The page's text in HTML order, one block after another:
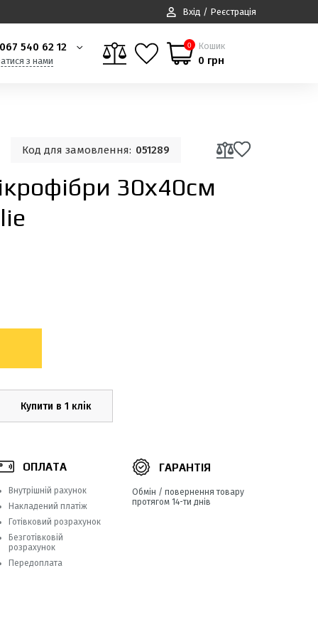
Вхід / Реєстрація
540 62 12
з нами
0 Кошик
0 грн
Код для замовлення: 051289
30х40см
Купити в 1 клік
ОПЛАТА
Внутрішній рахунок
Накладений платіж
Готівковий розрахунок
Безготівковій
розрахунок
Передоплата
ГАРАНТІЯ
Обмін / повернення товару
протягом 14-ти днів